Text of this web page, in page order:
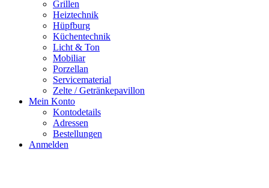
Grillen
Heiztechnik
Hüpfburg
Küchentechnik
Licht & Ton
Mobiliar
Porzellan
Servicematerial
Zelte / Getränkepavillon
Mein Konto
Kontodetails
Adressen
Bestellungen
Anmelden